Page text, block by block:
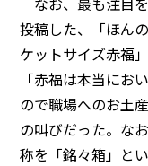
投稿した、「ほん
ケットサイズ赤福
「赤福は本当にお
ので職場へのお土
の叫びだった。な
称を「銘々箱」と